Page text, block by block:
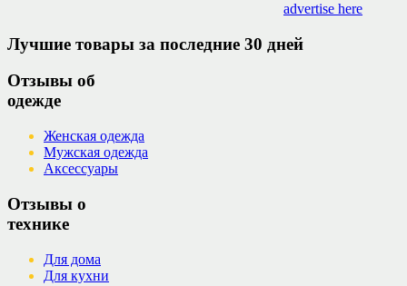
advertise here
Лучшие товары за последние 30 дней
Отзывы об
одежде
Женская одежда
Мужская одежда
Аксессуары
Отзывы о
технике
Для дома
Для кухни